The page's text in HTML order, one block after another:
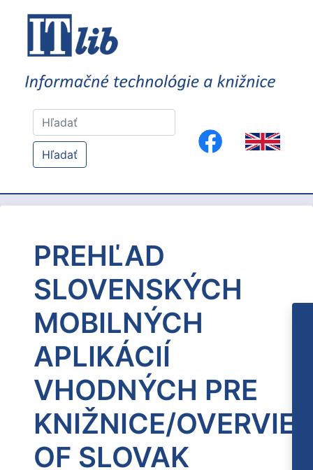
Hľadať
PREHĽAD
SLOVENSKÝCH
MOBILNÝCH
APLIKÁCIÍ
VHODNÝCH PRE
KNIŽNICE/
OF SLOVAK